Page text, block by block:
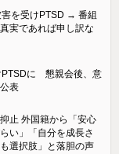
害を受けPTSD → 番組
実であれば申し訳な
PTSDに 懇親会後、意
表
止 外国籍から「安心
い」「自分を成長さ
選択肢」と落胆の声